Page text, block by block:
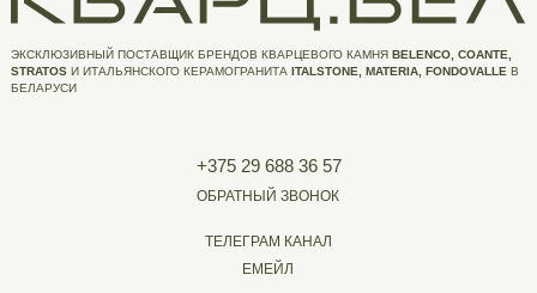
+375 29 688 36 57
ОБРАТНЫЙ ЗВОНОК
ТЕЛЕГРАМ КАНАЛ
ЕМЕЙЛ
ЭКСКЛЮЗИВНЫЙ ПОСТАВЩИК БРЕНДОВ КВАРЦЕВОГО КАМНЯ BELENCO, COANTE,
STRATOS И ИТАЛЬЯНСКОГО КЕРАМОГРАНИТА ITALSTONE, MATERIA, FONDOVALLE В
БЕЛАРУСИ